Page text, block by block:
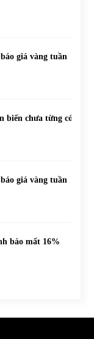
giá vàng tuần
biến chưa từng có
giá vàng tuần
báo mất 16%